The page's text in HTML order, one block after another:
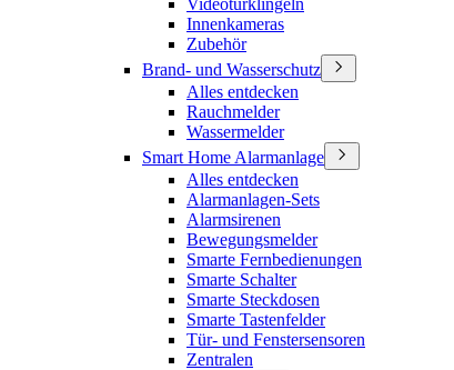
Videotürklingeln
Innenkameras
Zubehör
Brand- und Wasserschutz
Alles entdecken
Rauchmelder
Wassermelder
Smart Home Alarmanlage
Alles entdecken
Alarmanlagen-Sets
Alarmsirenen
Bewegungsmelder
Smarte Fernbedienungen
Smarte Schalter
Smarte Steckdosen
Smarte Tastenfelder
Tür- und Fenstersensoren
Zentralen